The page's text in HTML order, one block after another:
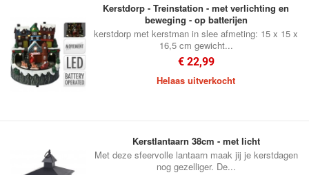
Kerstdorp - Treinstation - met verlichting en
beweging - op batterijen
kerstdorp met kerstman in slee afmeting: 15 x 15 x
16,5 cm gewicht...
€ 22,99
Helaas uitverkocht
Kerstlantaarn 38cm - met licht
Met deze sfeervolle lantaarn maak jij je kerstdagen
nog gezelliger. De...